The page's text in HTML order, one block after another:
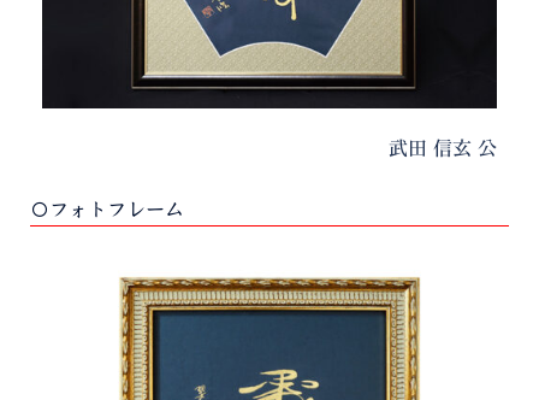
武田 信玄 公
〇フォトフレーム